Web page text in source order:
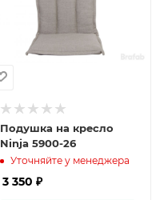
Подушка на кресло
Ninja 5900-26
Уточняйте у менеджера
3 350 ₽